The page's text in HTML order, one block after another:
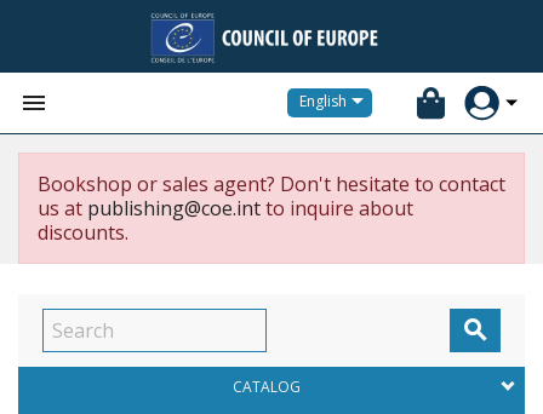
 English
Bookshop or sales agent? Don't hesitate to contact
us at publishing@coe.intto inquire about
discounts.

CATALOG